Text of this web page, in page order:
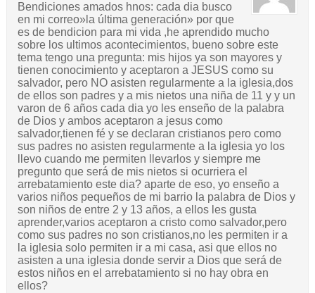
Bendiciones amados hnos: cada dia busco
en mi correo»la última generación» por que
es de bendicion para mi vida ,he aprendido mucho
sobre los ultimos acontecimientos, bueno sobre este
tema tengo una pregunta: mis hijos ya son mayores y
tienen conocimiento y aceptaron a JESUS como su
salvador, pero NO asisten regularmente a la iglesia,dos
de ellos son padres y a mis nietos una niña de 11 y y un
varon de 6 años cada dia yo les enseño de la palabra
de Dios y ambos aceptaron a jesus como
salvador,tienen fé y se declaran cristianos pero como
sus padres no asisten regularmente a la iglesia yo los
llevo cuando me permiten llevarlos y siempre me
pregunto que será de mis nietos si ocurriera el
arrebatamiento este dia? aparte de eso, yo enseño a
varios niños pequeños de mi barrio la palabra de Dios y
son niños de entre 2 y 13 años, a ellos les gusta
aprender,varios aceptaron a cristo como salvador,pero
como sus padres no son cristianos,no les permiten ir a
la iglesia solo permiten ir a mi casa, asi que ellos no
asisten a una iglesia donde servir a Dios que será de
estos niños en el arrebatamiento si no hay obra en
ellos?